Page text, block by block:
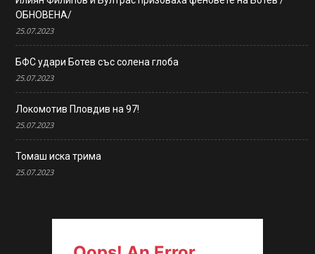
ОБНОВЕНА/
25.07.2023
БФС удари Ботев със солена глоба
25.07.2023
Локомотив Пловдив на 97!
25.07.2023
Томаш иска трима
25.07.2023